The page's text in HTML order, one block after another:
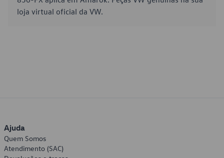
loja virtual oficial da VW.
Ajuda
Quem Somos
Atendimento (SAC)